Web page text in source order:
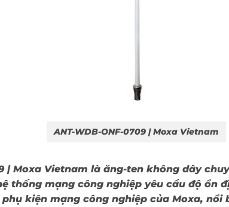
ANT-WDB-ONF-0709 | Moxa Vietnam
| Moxa Vietnam là ăng-ten không dây
thống mạng công nghiệp yêu cầu độ ổn
kiện mạng công nghiệp của Moxa,